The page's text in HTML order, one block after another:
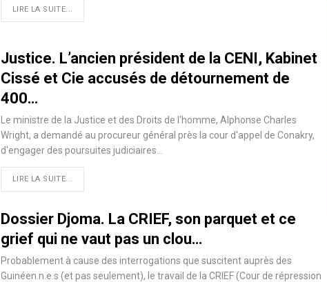
LIRE LA SUITE...
Justice. L’ancien président de la CENI, Kabinet
Cissé et Cie accusés de détournement de
400…
Le ministre de la Justice et des Droits de l'homme, Alphonse Charles
Wright, a demandé au procureur général près la cour d'appel de Conakry,
d'engager des poursuites judiciaires…
LIRE LA SUITE...
Dossier Djoma. La CRIEF, son parquet et ce
grief qui ne vaut pas un clou…
Probablement à cause des interrogations que suscitent auprès des
Guinéen.n.e.s (et pas seulement), le travail de la CRIEF (Cour de répression